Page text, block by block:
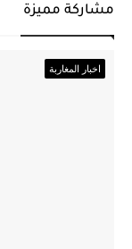
مشاركة مميزة
اخبار المغاربة